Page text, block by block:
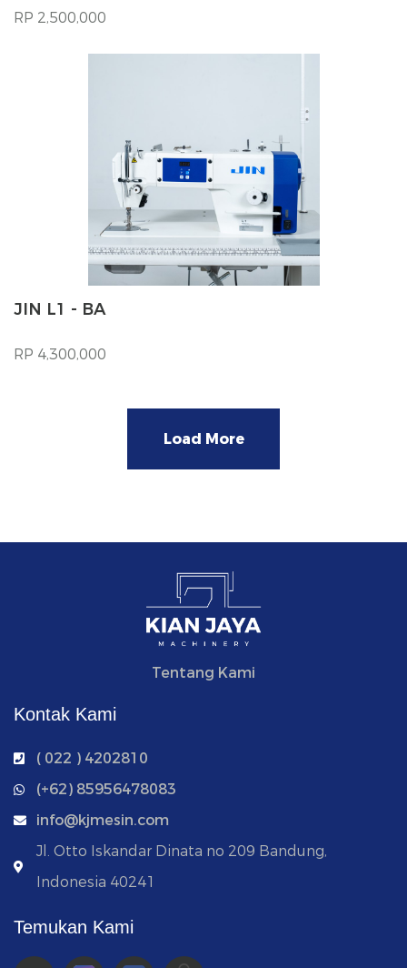
RP 2,500,000
JIN L1 - BA
RP 4,300,000
Load More
Tentang Kami
Kontak Kami
( 022 ) 4202810
‭(+62) 85956478083
info@kjmesin.com
Jl. Otto Iskandar Dinata no 209 Bandung,
Indonesia 40241
Temukan Kami